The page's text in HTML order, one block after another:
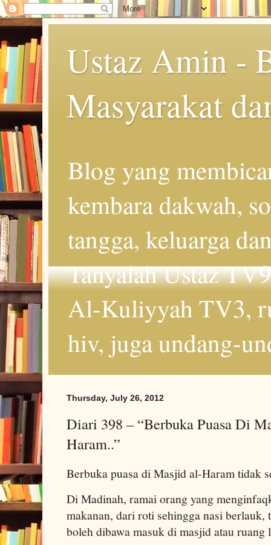
Ustaz Amin -
Masyarakat
Blog yang
kembara dakwah,
tangga, keluarga
Tanyalah Ustaz
Al-Kuliyyah TV3,
hiv, juga undang-
Thursday, July 26, 2012
Diari 398 – “Berbuka Puasa Di
Haram..”
Berbuka puasa di Masjid al-Haram tidak
Di Madinah, ramai orang yang
makanan, dari roti sehingga nasi
boleh dibawa masuk di masjid atau ruang